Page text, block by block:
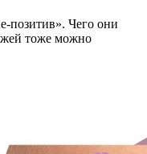
позитив». Чего они
тоже можно